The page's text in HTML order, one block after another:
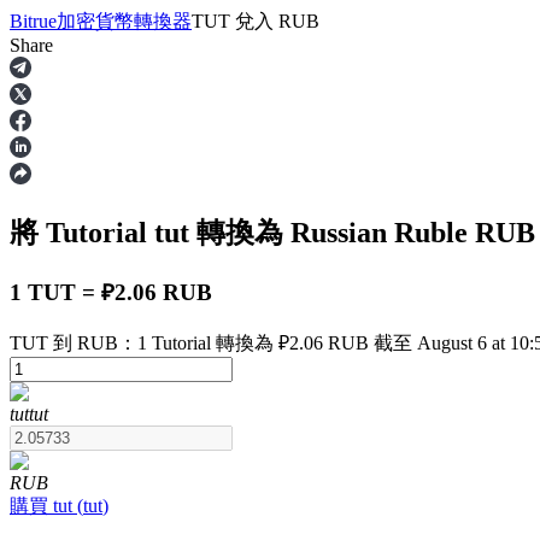
合約
USDT永續
多種以USDT結算的永續合約
Bitrue加密貨幣轉換器TUT 兌入 RUB
Share
將 Tutorial tut 轉換為 Russian Ruble RUB
1 TUT = ₽2.06 RUB
TUT 到 RUB：1 Tutorial 轉換為 ₽2.06 RUB 截至 August 6 at
tuttut
RUB
購買 tut (tut)